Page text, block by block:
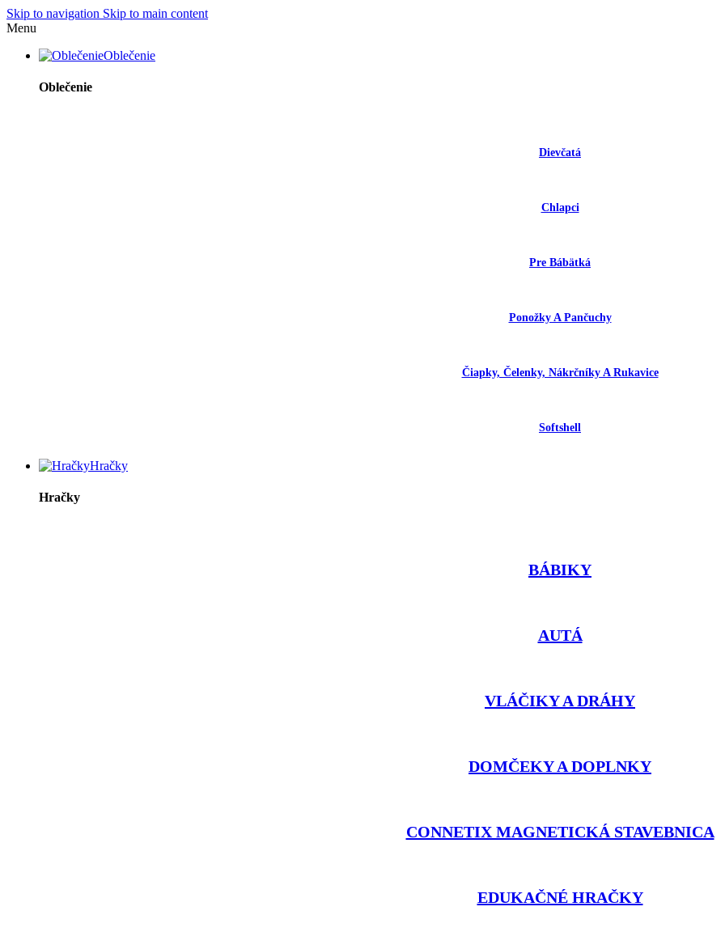
Skip to navigation Skip to main content
Menu
Oblečenie
Oblečenie
Dievčatá
Chlapci
Pre Bábätká
Ponožky A Pančuchy
Čiapky, Čelenky, Nákrčníky A Rukavice
Softshell
Hračky
Hračky
BÁBIKY
AUTÁ
VLÁČIKY A DRÁHY
DOMČEKY A DOPLNKY
CONNETIX MAGNETICKÁ STAVEBNICA
EDUKAČNÉ HRAČKY